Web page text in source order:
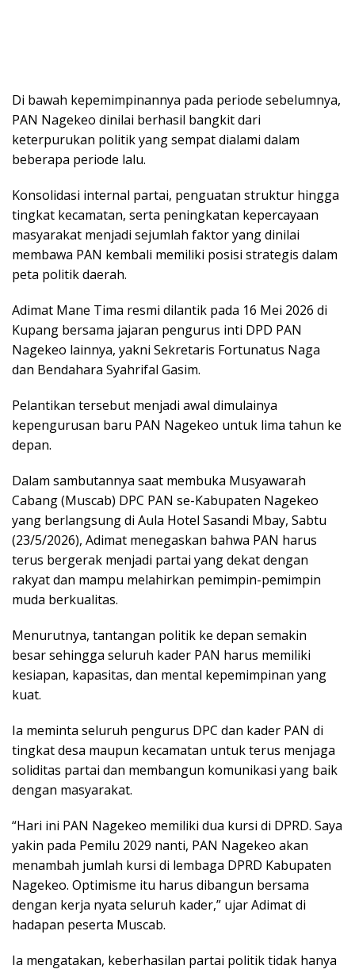
Di bawah kepemimpinannya pada periode sebelumnya,
PAN Nagekeo dinilai berhasil bangkit dari
keterpurukan politik yang sempat dialami dalam
beberapa periode lalu.
Konsolidasi internal partai, penguatan struktur hingga
tingkat kecamatan, serta peningkatan kepercayaan
masyarakat menjadi sejumlah faktor yang dinilai
membawa PAN kembali memiliki posisi strategis dalam
peta politik daerah.
Adimat Mane Tima resmi dilantik pada 16 Mei 2026 di
Kupang bersama jajaran pengurus inti DPD PAN
Nagekeo lainnya, yakni Sekretaris Fortunatus Naga
dan Bendahara Syahrifal Gasim.
Pelantikan tersebut menjadi awal dimulainya
kepengurusan baru PAN Nagekeo untuk lima tahun ke
depan.
Dalam sambutannya saat membuka Musyawarah
Cabang (Muscab) DPC PAN se-Kabupaten Nagekeo
yang berlangsung di Aula Hotel Sasandi Mbay, Sabtu
(23/5/2026), Adimat menegaskan bahwa PAN harus
terus bergerak menjadi partai yang dekat dengan
rakyat dan mampu melahirkan pemimpin-pemimpin
muda berkualitas.
Menurutnya, tantangan politik ke depan semakin
besar sehingga seluruh kader PAN harus memiliki
kesiapan, kapasitas, dan mental kepemimpinan yang
kuat.
Ia meminta seluruh pengurus DPC dan kader PAN di
tingkat desa maupun kecamatan untuk terus menjaga
soliditas partai dan membangun komunikasi yang baik
dengan masyarakat.
“Hari ini PAN Nagekeo memiliki dua kursi di DPRD. Saya
yakin pada Pemilu 2029 nanti, PAN Nagekeo akan
menambah jumlah kursi di lembaga DPRD Kabupaten
Nagekeo. Optimisme itu harus dibangun bersama
dengan kerja nyata seluruh kader,” ujar Adimat di
hadapan peserta Muscab.
Ia mengatakan, keberhasilan partai politik tidak hanya